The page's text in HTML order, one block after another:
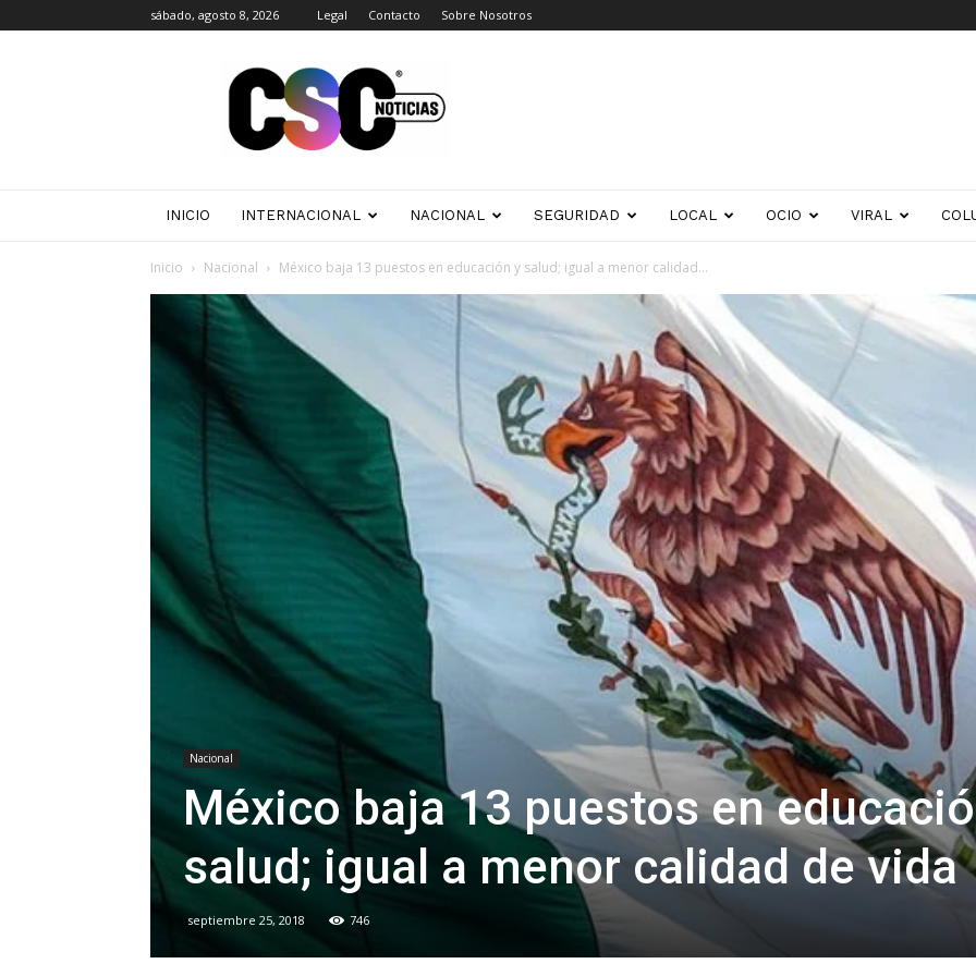
sábado, agosto 8, 2026 Legal Contacto Sobre Nosotros
Noticias
INICIO INTERNACIONAL NACIONAL SEGURIDAD LOCAL OCIO VIRAL
Inicio Nacional México baja 13 puestos en educación y salud; igual a menor calidad...
Nacional
México baja 13 puestos en
salud; igual a menor calidad de vida
septiembre 25, 2018 746